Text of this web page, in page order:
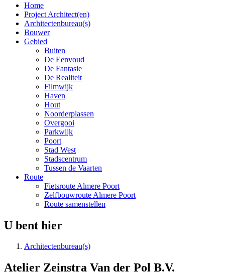
Home
Project Architect(en)
Architectenbureau(s)
Bouwer
Gebied
Buiten
De Eenvoud
De Fantasie
De Realiteit
Filmwijk
Haven
Hout
Noorderplassen
Overgooi
Parkwijk
Poort
Stad West
Stadscentrum
Tussen de Vaarten
Route
Fietsroute Almere Poort
Zelfbouwroute Almere Poort
Route samenstellen
U bent hier
Architectenbureau(s)
Atelier Zeinstra Van der Pol B.V.